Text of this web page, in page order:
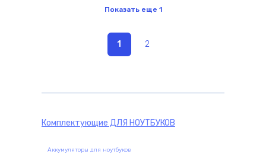
Показать еще 1
1 2
Комплектующие ДЛЯ НОУТБУКОВ
Аккумуляторы для ноутбуков